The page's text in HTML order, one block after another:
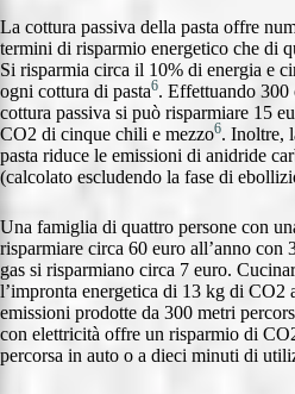
La cottura passiva della pasta offre
termini di risparmio energetico che di
Si risparmia circa il 10% di energia e
ogni cottura di pasta6. Effettuando 300
cottura passiva si può risparmiare 15
CO2 di cinque chili e mezzo6. Inoltre,
pasta riduce le emissioni di anidride
(calcolato escludendo la fase di
Una famiglia di quattro persone con
risparmiare circa 60 euro all’anno con
gas si risparmiano circa 7 euro.
l’impronta energetica di 13 kg di CO2
emissioni prodotte da 300 metri
con elettricità offre un risparmio di
percorsa in auto o a dieci minuti di